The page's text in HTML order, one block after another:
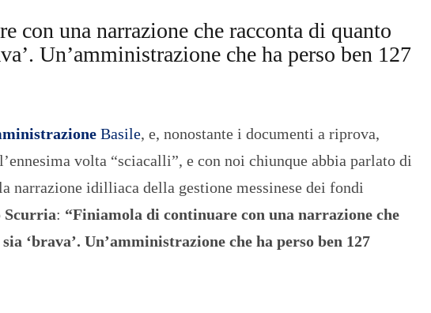
con una narrazione che racconta di quanto
Un’amministrazione che ha perso ben 127
Basile, e, nonostante i documenti a riprova,
volta “sciacalli”, e con noi chiunque abbia parlato di
narrazione idilliaca della gestione messinese dei fondi
Scurria: “Finiamola di continuare con una narrazione che
‘brava’. Un’amministrazione che ha perso ben 127